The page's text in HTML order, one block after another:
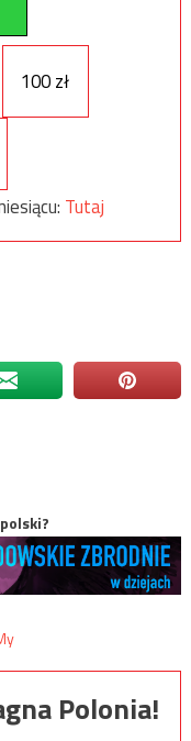
100 zł
Tutaj
Polonia!